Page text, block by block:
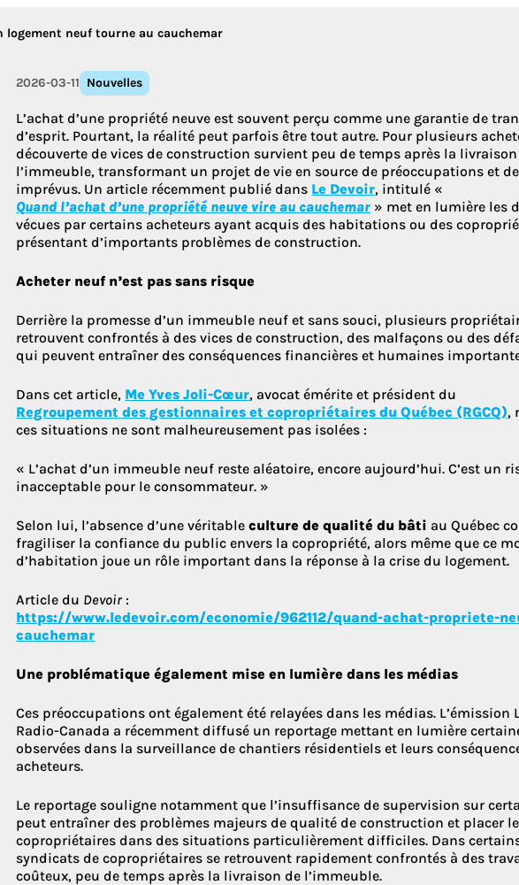
neuf tourne au cauchemar
2026-03-11 Nouvelles
L’achat d’une propriété neuve est souvent perçu comme une garantie de
d’esprit. Pourtant, la réalité peut parfois être tout autre. Pour plusieurs
découverte de vices de construction survient peu de temps après la
l’immeuble, transformant un projet de vie en source de préoccupations et
imprévus. Un article récemment publié dans Le Devoir, intitulé «
Quand l’achat d’une propriété neuve vire au cauchemar » met en lumière les
vécues par certains acheteurs ayant acquis des habitations ou des
présentant d’importants problèmes de construction.
Acheter neuf n’est pas sans risque
Derrière la promesse d’un immeuble neuf et sans souci, plusieurs
retrouvent confrontés à des vices de construction, des malfaçons ou des
qui peuvent entraîner des conséquences financières et humaines
Dans cet article, Me Yves Joli-Cœur, avocat émérite et président du
Regroupement des gestionnaires et copropriétaires du Québec (RGCQ),
ces situations ne sont malheureusement pas isolées :
« L’achat d’un immeuble neuf reste aléatoire, encore aujourd’hui. C’est un
inacceptable pour le consommateur. »
Selon lui, l’absence d’une véritableculture de qualité du bâti au Québec
fragiliser la confiance du public envers la copropriété, alors même que ce
d’habitation joue un rôle important dans la réponse à la crise du logement.
Article du Devoir :
https://www.ledevoir.com/economie/962112/quand-achat-propriete-
cauchemar
Une problématique également mise en lumière dans les médias
Ces préoccupations ont également été relayées dans les médias. L’émission
Radio-Canada a récemment diffusé un reportage mettant en lumière
observées dans la surveillance de chantiers résidentiels et leurs
acheteurs.
Le reportage souligne notamment que l’insuffisance de supervision sur
peut entraîner des problèmes majeurs de qualité de construction et placer
copropriétaires dans des situations particulièrement difficiles. Dans
syndicats de copropriétaires se retrouvent rapidement confrontés à des
coûteux, peu de temps après la livraison de l’immeuble.